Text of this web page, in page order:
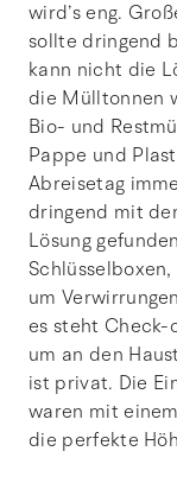
wird’s eng.
sollte dringend
kann nicht die
die Mülltonnen
Bio- und
Pappe und
Abreisetag
dringend mit
Lösung
um
es steht
um an den
ist privat. Die
waren mit
die perfekte